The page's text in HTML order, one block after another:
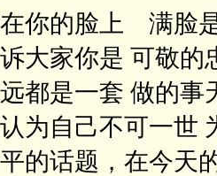
你的脸上 满脸
大家你是 可敬的
都是一套 做的事
为自己不可一世
话题，在今天